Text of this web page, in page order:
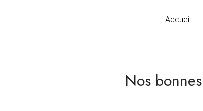
Accueil
Nos